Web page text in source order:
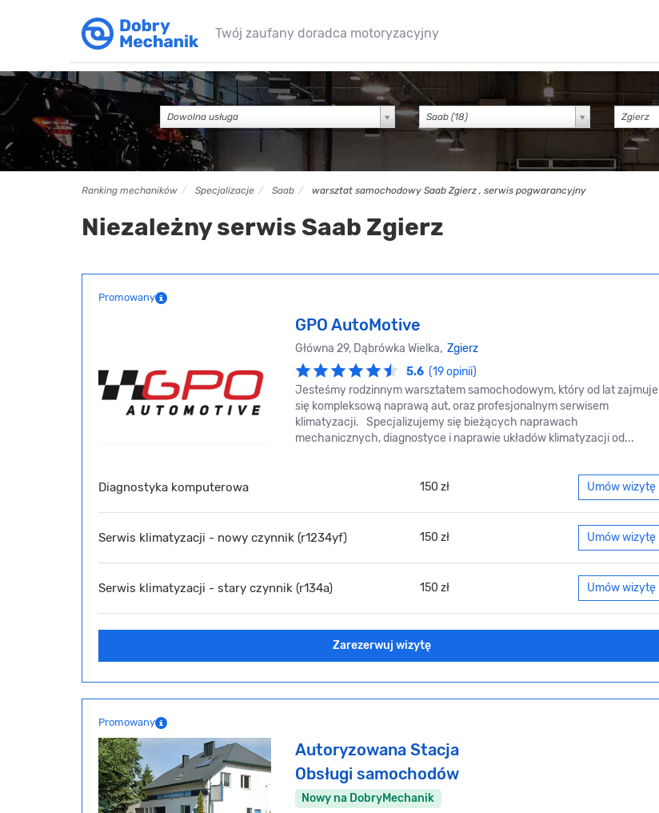
Twój zaufany doradca motoryzacyjny
Dowolna usługa Saab (18)
Ranking mechaników Specjalizacje Saab warsztat samochodowy Saab Zgierz , serwis pogwarancyjny
Niezależny serwis Saab Zgierz
Promowany
GPO AutoMotive
Główna 29, Dąbrówka Wielka, Zgierz
5.6 (19 opinii)
Jesteśmy rodzinnym warsztatem samochodowym, który od lat zajmuje
się kompleksową naprawą aut, oraz profesjonalnym serwisem
klimatyzacji. Specjalizujemy się bieżących naprawach
mechanicznych, diagnostyce i naprawie układów klimatyzacji od...
Diagnostyka komputerowa 150 zł Umów wizytę
Serwis klimatyzacji - nowy czynnik (r1234yf) 150 zł Umów wizytę
Serwis klimatyzacji - stary czynnik (r134a) 150 zł Umów wizytę
Zarezerwuj wizytę
Promowany
Autoryzowana Stacja
Obsługi samochodów
Nowy na DobryMechanik